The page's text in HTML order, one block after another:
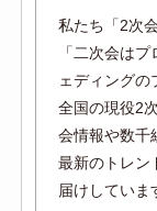
私たち「2次
「二次会は
ェディングの
全国の現役2
会情報や数千
最新のトレン
届けしていま